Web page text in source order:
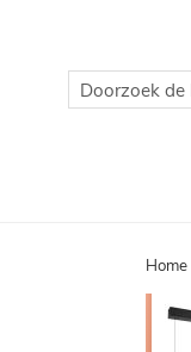
Zoek
Home
Ga